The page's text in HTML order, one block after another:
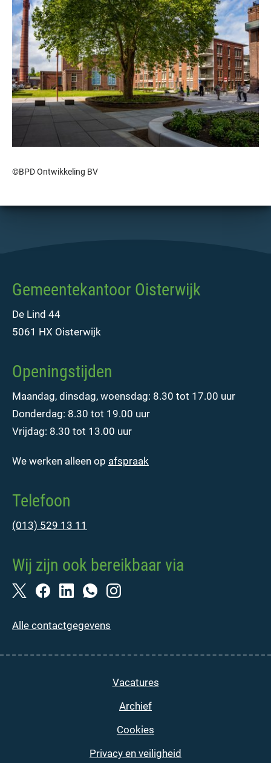
©BPD Ontwikkeling BV
Gemeentekantoor Oisterwijk
De Lind 44
5061 HX Oisterwijk
Openingstijden
Maandag, dinsdag, woensdag: 8.30 tot 17.00 uur
Donderdag: 8.30 tot 19.00 uur
Vrijdag: 8.30 tot 13.00 uur
We werken alleen op afspraak
Telefoon
(013) 529 13 11
Wij zijn ook bereikbaar via
Alle contactgegevens
Vacatures
Archief
Cookies
Privacy en veiligheid